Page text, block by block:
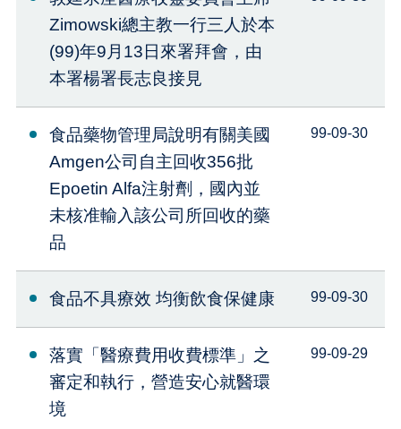
Zimowski總主教一行三人於本
(99)年9月13日來署拜會，由
本署楊署長志良接見
食品藥物管理局說明有關美國
Amgen公司自主回收356批
Epoetin Alfa注射劑，國內並
未核准輸入該公司所回收的藥
品
99-09-30
食品不具療效 均衡飲食保健康 99-09-30
落實「醫療費用收費標準」之
審定和執行，營造安心就醫環
境
99-09-29